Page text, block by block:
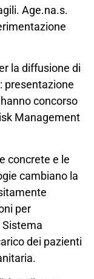
Age.na.s.
la diffusione di
presentazione
concorso
Management
concrete e le
cambiano la
per
Sistema
dei pazienti